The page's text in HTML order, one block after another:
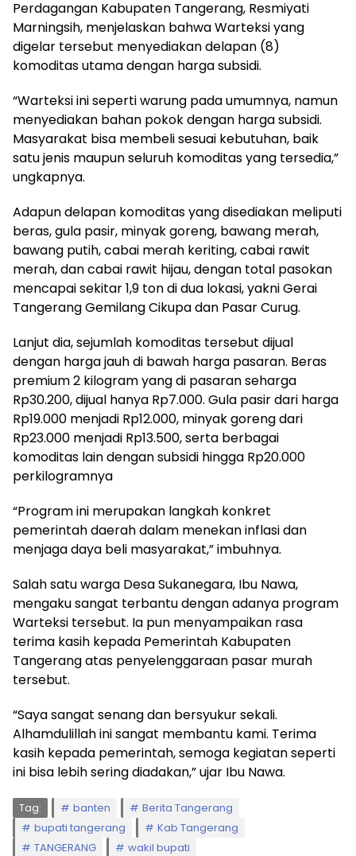
Perdagangan Kabupaten Tangerang, Resmiyati
Marningsih, menjelaskan bahwa Warteksi yang
digelar tersebut menyediakan delapan (8)
komoditas utama dengan harga subsidi.
“Warteksi ini seperti warung pada umumnya, namun
menyediakan bahan pokok dengan harga subsidi.
Masyarakat bisa membeli sesuai kebutuhan, baik
satu jenis maupun seluruh komoditas yang tersedia,”
ungkapnya.
Adapun delapan komoditas yang disediakan meliputi
beras, gula pasir, minyak goreng, bawang merah,
bawang putih, cabai merah keriting, cabai rawit
merah, dan cabai rawit hijau, dengan total pasokan
mencapai sekitar 1,9 ton di dua lokasi, yakni Gerai
Tangerang Gemilang Cikupa dan Pasar Curug.
Lanjut dia, sejumlah komoditas tersebut dijual
dengan harga jauh di bawah harga pasaran. Beras
premium 2 kilogram yang di pasaran seharga
Rp30.200, dijual hanya Rp7.000. Gula pasir dari harga
Rp19.000 menjadi Rp12.000, minyak goreng dari
Rp23.000 menjadi Rp13.500, serta berbagai
komoditas lain dengan subsidi hingga Rp20.000
perkilogramnya
“Program ini merupakan langkah konkret
pemerintah daerah dalam menekan inflasi dan
menjaga daya beli masyarakat,” imbuhnya.
Salah satu warga Desa Sukanegara, Ibu Nawa,
mengaku sangat terbantu dengan adanya program
Warteksi tersebut. Ia pun menyampaikan rasa
terima kasih kepada Pemerintah Kabupaten
Tangerang atas penyelenggaraan pasar murah
tersebut.
“Saya sangat senang dan bersyukur sekali.
Alhamdulillah ini sangat membantu kami. Terima
kasih kepada pemerintah, semoga kegiatan seperti
ini bisa lebih sering diadakan,” ujar Ibu Nawa.
Tag: banten
Berita Tangerang
bupati tangerang
Kab Tangerang
TANGERANG
wakil bupati